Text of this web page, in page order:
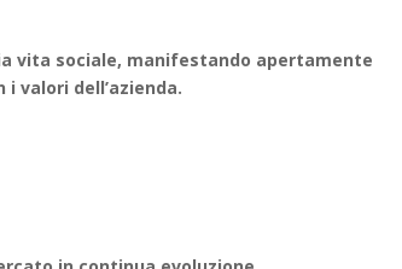
vita sociale, manifestando apertamente
valori dell’azienda.